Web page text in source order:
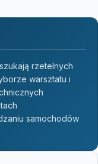
rzetelnych
warsztatu i
samochodów